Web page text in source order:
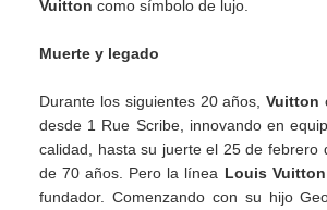
Vuitton como símbolo de lujo.
Muerte y legado
Durante los siguientes 20 años,Vuitton
desde 1 Rue Scribe, innovando en
calidad, hasta su juerte el 25 de febrero
de 70 años. Pero la línea Louis Vuitton
fundador. Comenzando con su hijo